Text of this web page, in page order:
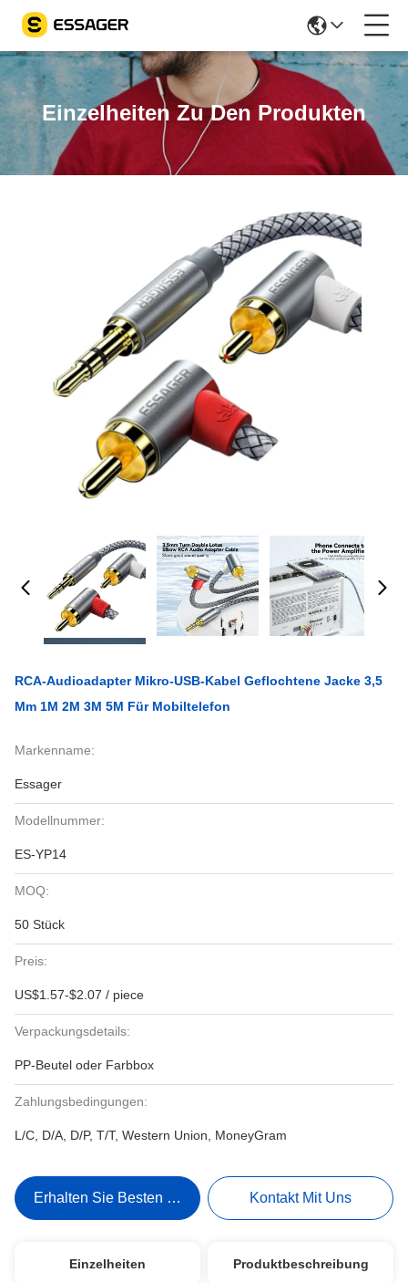
Einzelheiten Zu Den Produkten
RCA-Audioadapter Mikro-USB-Kabel Geflochtene Jacke 3,5
Mm 1M 2M 3M 5M Für Mobiltelefon
Markenname:
Essager
Modellnummer:
ES-YP14
MOQ:
50 Stück
Preis:
US$1.57-$2.07 / piece
Verpackungsdetails:
PP-Beutel oder Farbbox
Zahlungsbedingungen:
L/C, D/A, D/P, T/T, Western Union, MoneyGram
Erhalten Sie Besten Preis Kontakt Mit Uns
Einzelheiten Produktbeschreibung